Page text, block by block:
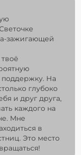
зажигающей
поддержку. На
глубоко
и друг друга,
каждого на
Мне
в
Это место